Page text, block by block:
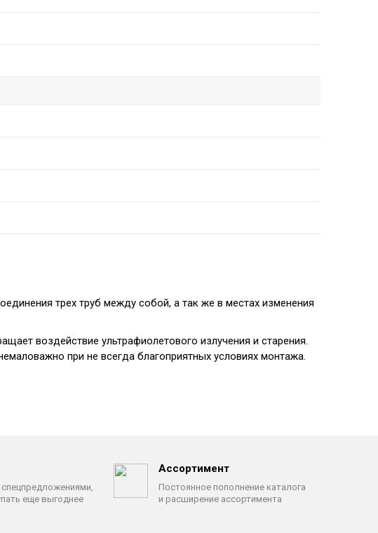
трех труб между собой, а так же в местах изменения
воздействие ультрафиолетового излучения и старения.
при не всегда благоприятных условиях монтажа.
спецпредложениями,
еще выгоднее
Ассортимент
Постоянное пополнение каталога
и расширение ассортимента